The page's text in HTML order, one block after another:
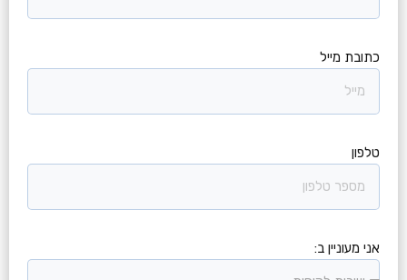
כתובת מייל
טלפון
אני מעוניין ב: